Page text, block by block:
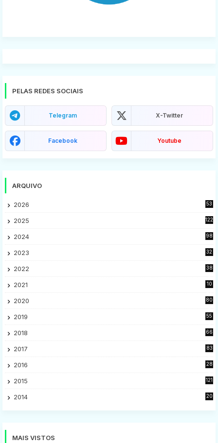
PELAS REDES SOCIAIS
Telegram X-Twitter
Facebook Youtube
ARQUIVO
2026 53
2025 122
2024 98
2023
32
2022
38
2021
10
2020
80
2019
55
2018
66
2017
83
2016
28
2015
121
2014
20
MAIS VISTOS